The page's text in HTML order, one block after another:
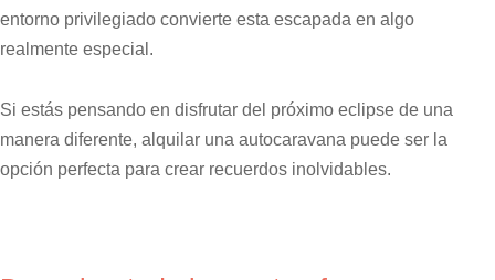
entorno privilegiado convierte esta escapada en algo
realmente especial.
Si estás pensando en disfrutar del próximo eclipse de una
manera diferente, alquilar una autocaravana puede ser la
opción perfecta para crear recuerdos inolvidables.